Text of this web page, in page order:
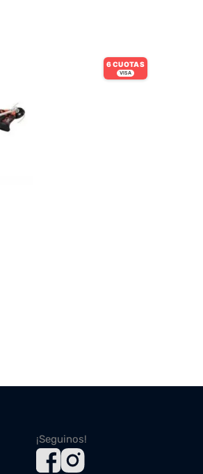
6 CUOTAS
VISA
¡Seguinos!